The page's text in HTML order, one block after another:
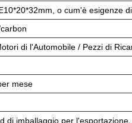
o cum'è esigenze
di l'Automobile / Pezzi di
mese
di imballaggio per l'esportazione.